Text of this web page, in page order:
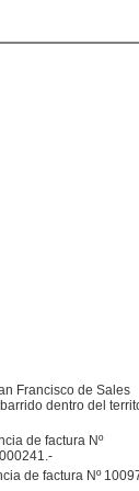
Francisco de Sales
dentro del
de factura Nº
de factura Nº